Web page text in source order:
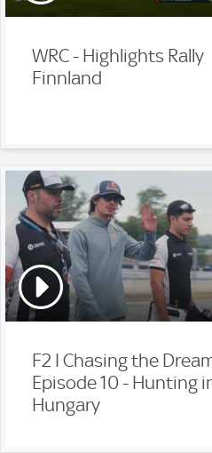
WRC - Highlights Rally
Finnland
F2 I Chasing the
Episode 10 - Hunting
Hungary